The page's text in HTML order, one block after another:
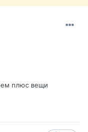
плюс вещи